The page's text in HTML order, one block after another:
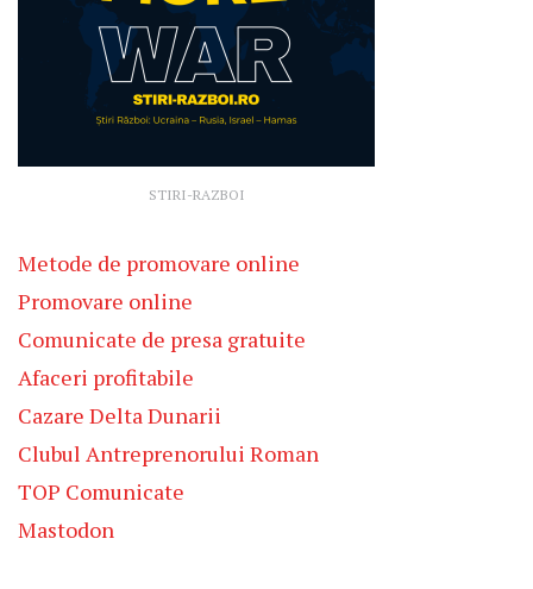
STIRI-RAZBOI
Metode de promovare online
Promovare online
Comunicate de presa gratuite
Afaceri profitabile
Cazare Delta Dunarii
Clubul Antreprenorului Roman
TOP Comunicate
Mastodon